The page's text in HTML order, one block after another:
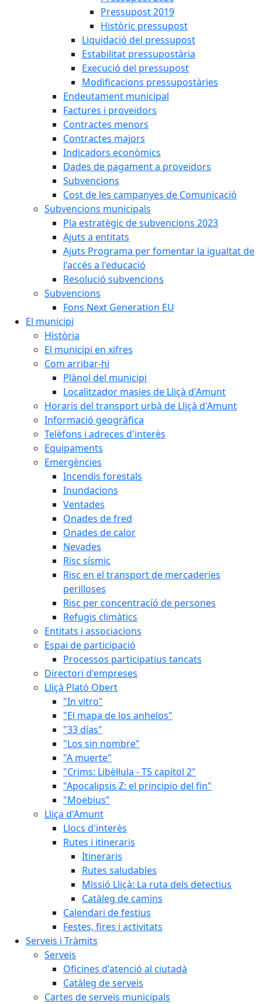
Pressupost 2019
Històric pressupost
Liquidació del pressupost
Estabilitat pressupostària
Execució del pressupost
Modificacions pressupostàries
Endeutament municipal
Factures i proveïdors
Contractes menors
Contractes majors
Indicadors econòmics
Dades de pagament a proveïdors
Subvencions
Cost de les campanyes de Comunicació
Subvencions municipals
Pla estratègic de subvencions 2023
Ajuts a entitats
Ajuts Programa per fomentar la igualtat de
l'accés a l'educació
Resolució subvencions
Subvencions
Fons Next Generation EU
El municipi
Història
El municipi en xifres
Com arribar-hi
Plànol del municipi
Localitzador masies de Lliçà d'Amunt
Horaris del transport urbà de Lliçà d'Amunt
Informació geogràfica
Telèfons i adreces d'interès
Equipaments
Emergències
Incendis forestals
Inundacions
Ventades
Onades de fred
Onades de calor
Nevades
Risc sísmic
Risc en el transport de mercaderies
perilloses
Risc per concentracíó de persones
Refugis climàtics
Entitats i associacions
Espai de participació
Processos participatius tancats
Directori d'empreses
Lliçà Plató Obert
"In vitro"
"El mapa de los anhelos"
"33 días"
"Los sin nombre"
"A muerte"
"Crims: Libèl·lula - T5 capítol 2"
"Apocalipsis Z: el principio del fin"
"Moebius"
Lliça d'Amunt
Llocs d'interès
Rutes i itineraris
Itineraris
Rutes saludables
Missió Lliçà: La ruta dels detectius
Catàleg de camins
Calendari de festius
Festes, fires i activitats
Serveis i Tràmits
Serveis
Oficines d'atenció al ciutadà
Catàleg de serveis
Cartes de serveis municipals